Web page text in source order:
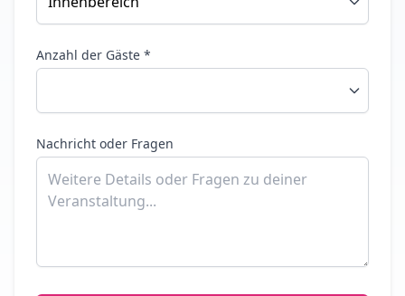
Anzahl der Gäste *
Nachricht oder Fragen